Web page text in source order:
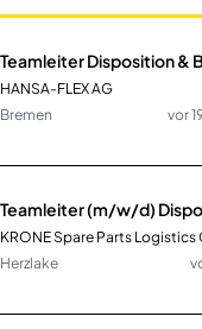
HANSA-FLEX AG
Bremen
vor
Herzlake